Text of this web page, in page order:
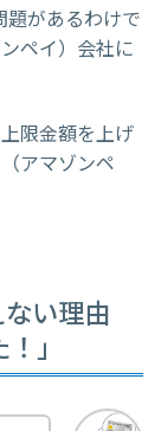
題があるわけで
ペイ）会社に
限金額を上げ
アマゾンペ
い理由
」